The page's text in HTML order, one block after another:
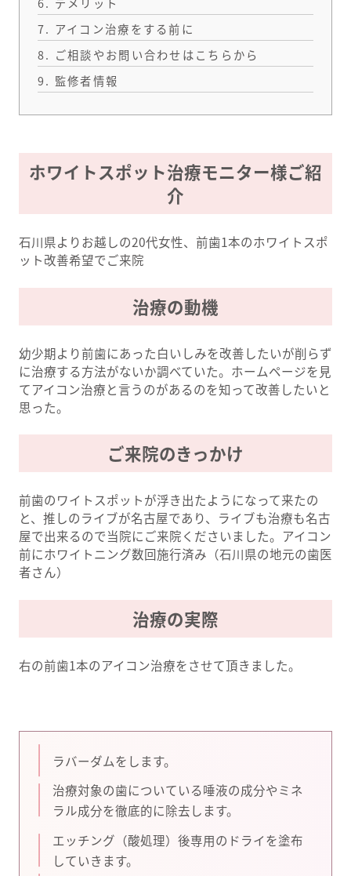
7. アイコン治療をする前に
8. ご相談やお問い合わせはこちらから
9. 監修者情報
ホワイトスポット治療モニター様ご紹
介
石川県よりお越しの20代女性、前歯1本のホワイトスポ
ット改善希望でご来院
治療の動機
幼少期より前歯にあった白いしみを改善したいが削らず
に治療する方法がないか調べていた。ホームページを見
てアイコン治療と言うのがあるのを知って改善したいと
思った。
ご来院のきっかけ
前歯のワイトスポットが浮き出たようになって来たの
と、推しのライブが名古屋であり、ライブも治療も名古
屋で出来るので当院にご来院くださいました。アイコン
前にホワイトニング数回施行済み（石川県の地元の歯医
者さん）
治療の実際
右の前歯1本のアイコン治療をさせて頂きました。
ラバーダムをします。
治療対象の歯についている唾液の成分やミネ
ラル成分を徹底的に除去します。
エッチング（酸処理）後専用のドライを塗布
していきます。